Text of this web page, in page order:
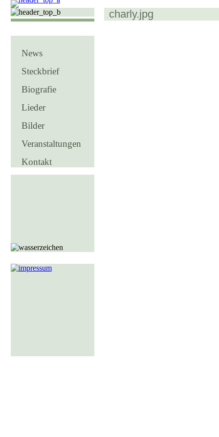
News
Steckbrief
Biografie
Lieder
Bilder
Veranstaltungen
Kontakt
charly.jpg